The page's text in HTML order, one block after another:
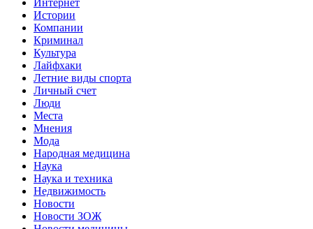
Истории
Компании
Криминал
Культура
Лайфхаки
Летние виды спорта
Личный счет
Люди
Места
Мнения
Мода
Народная медицина
Наука
Наука и техника
Недвижимость
Новости
Новости ЗОЖ